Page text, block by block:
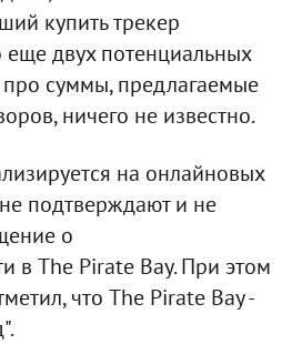
купить трекер
еще двух потенциальных
про суммы, предлагаемые
ничего не известно.
на онлайновых
подтверждают и не
о
в The Pirate Bay. При этом
что The Pirate Bay -